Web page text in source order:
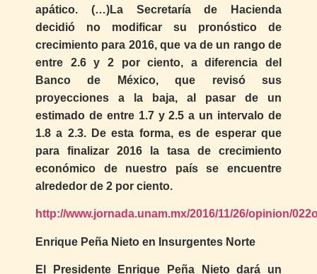
apático. (…)La Secretaría de Hacienda
decidió no modificar su pronóstico de
crecimiento para 2016, que va de un rango de
entre 2.6 y 2 por ciento, a diferencia del
Banco de México, que revisó sus
proyecciones a la baja, al pasar de un
estimado de entre 1.7 y 2.5 a un intervalo de
1.8 a 2.3. De esta forma, es de esperar que
para finalizar 2016 la tasa de crecimiento
económico de nuestro país se encuentre
alrededor de 2 por ciento.
http://www.jornada.unam.mx/2016/11/26/opinion/
Enrique Peña Nieto en Insurgentes Norte
El Presidente Enrique Peña Nieto dará un